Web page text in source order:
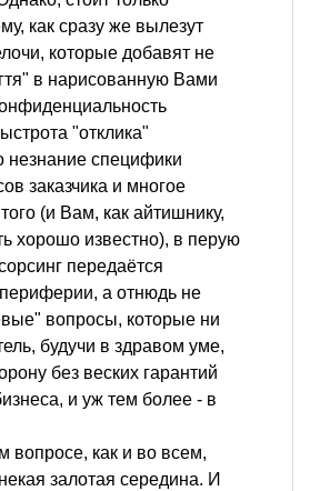
как сразу же вылезут
которые добавят не
в нарисованную Вами
"отклика"
незнание специфики
заказчика и многое
(и Вам, как айтишнику,
хорошо известно), в перую
передаётся
а отнюдь не
вопросы, которые ни
будучи в здравом уме,
без веских гарантий
и уж тем более - в
вопросе, как и во всем,
залотая середина. И